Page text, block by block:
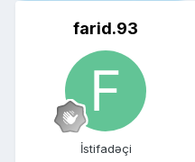
farid.93
İstifadəçi